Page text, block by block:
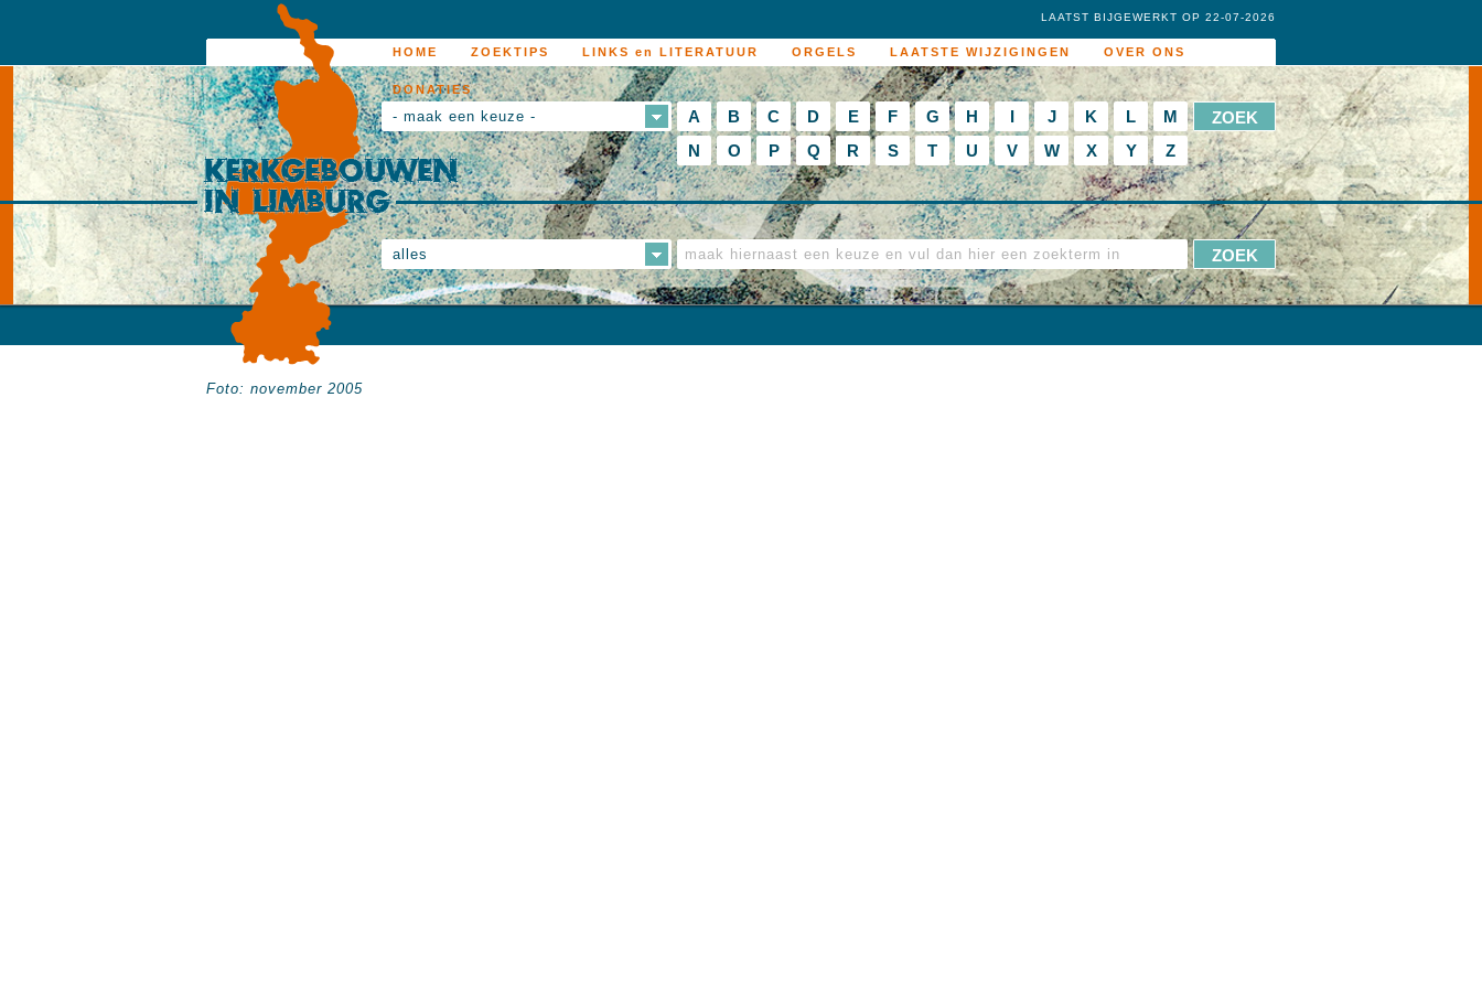
HOME ZOEKTIPS LINKS en LITERATUUR ORGELS LAATSTE WIJZIGINGEN OVER ONS
DONATIES
LAATST BIJGEWERKT OP 22-07-2026
- maak een keuze - A B C D E F G H I J K L
M
N
O P Q R S T U V W X Y Z
alles
Foto: november 2005